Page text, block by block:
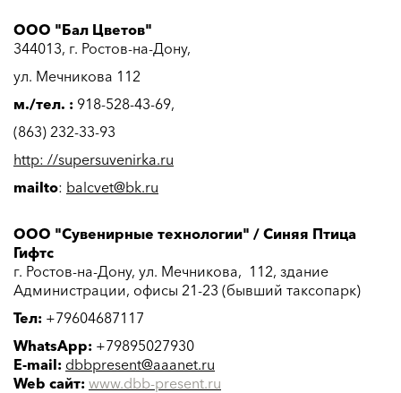
ООО "Бал Цветов"
344013, г. Ростов-на-Дону,
ул. Мечникова 112
м./тел. : 918-528-43-69,
(863) 232-33-93
http: //supersuvenirka.ru
mailto: balcvet@bk.ru
ООО "Сувенирные технологии" / Синяя Птица
Гифтс
г. Ростов-на-Дону, ул. Мечникова, 112, здание
Администрации, офисы 21-23 (бывший таксопарк)
Тел: +79604687117
WhatsApp: +79895027930
E-mail: dbbpresent@aaanet.ru
Web сайт: www.dbb-present.ru